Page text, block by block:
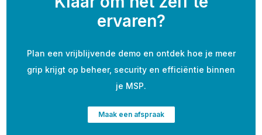
ervaren?
Plan een vrijblijvende demo en ontdek hoe je meer
grip krijgt op beheer, security en efficiëntie binnen
je MSP.
Maak een afspraak